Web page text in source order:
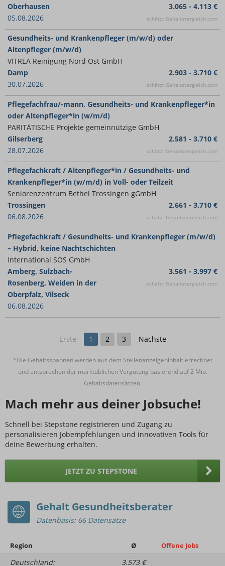
Oberhausen
05.08.2026
3.065 - 4.113 €
schätzt Gehaltsvergleich.com
Gesundheits- und Krankenpfleger (m/w/d) oder
Altenpfleger (m/w/d)
VITREA Reinigung Nord Ost GmbH
Damp
30.07.2026
2.903 - 3.710 €
schätzt Gehaltsvergleich.com
Pflegefachfrau/-mann, Gesundheits- und Krankenpfleger*in
oder Altenpfleger*in (w/m/d)
PARITÄTISCHE Projekte gemeinnützige GmbH
Gilserberg
28.07.2026
2.581 - 3.710 €
schätzt Gehaltsvergleich.com
Pflegefachkraft / Altenpfleger*in / Gesundheits- und
Krankenpfleger*in (w/m/d) in Voll- oder Teilzeit
Seniorenzentrum Bethel Trossingen gGmbH
Trossingen
06.08.2026
2.661 - 3.710 €
schätzt Gehaltsvergleich.com
Pflegefachkraft / Gesundheits- und Krankenpfleger (m/w/d)
– Hybrid, keine Nachtschichten
International SOS GmbH
Amberg, Sulzbach-
Rosenberg, Weiden in der
Oberpfalz, Vilseck
06.08.2026
3.561 - 3.997 €
schätzt Gehaltsvergleich.com
Erste 1 2 3 Nächste
*Die Gehaltsspannen werden aus dem Stellenanzeigeninhalt errechnet
und entsprechen der marktüblichen Vergütung basierend auf 2 Mio.
Gehaltsdatensätzen.
Mach mehr aus deiner Jobsuche!
Schnell bei Stepstone registrieren und Zugang zu
personalisieren Jobempfehlungen und innovativen Tools für
deine Bewerbung erhalten.
JETZT ZU STEPSTONE
Gehalt Gesundheitsberater
Datenbasis: 66 Datensätze
Region Ø Offene Jobs
Deutschland: 3.573 €